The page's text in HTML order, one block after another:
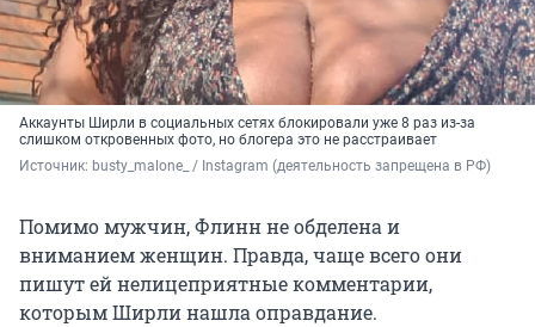
Аккаунты Ширли в социальных сетях блокировали уже 8 раз из-за
слишком откровенных фото, но блогера это не расстраивает
Источник: busty_malone_ / Instagram (деятельность запрещена в РФ)
Помимо мужчин, Флинн не обделена и
вниманием женщин. Правда, чаще всего они
пишут ей нелицеприятные комментарии,
которым Ширли нашла оправдание.